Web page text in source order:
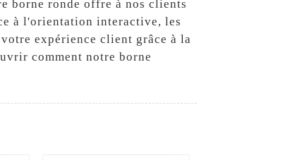
borne ronde offre à nos clients
à l'orientation interactive, les
expérience client grâce à la
comment notre borne